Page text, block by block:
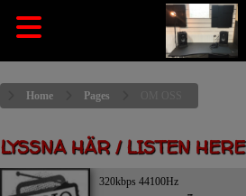
Home Pages
LYSSNA HÄR / LISTEN HERE
320kbps 44100Hz